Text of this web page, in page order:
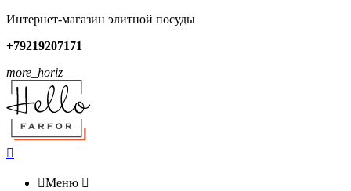
Интернет-магазин элитной посуды
+79219207171
more_horiz

Меню 